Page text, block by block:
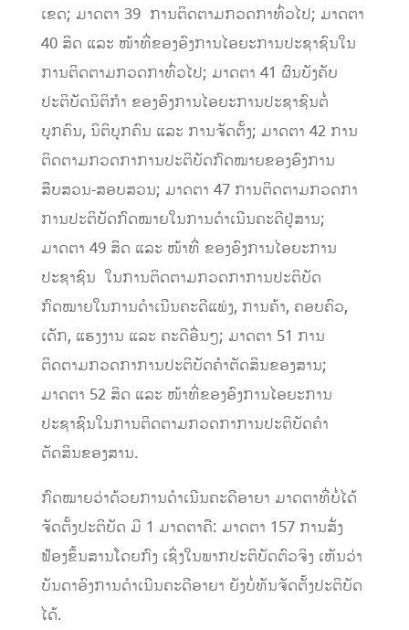
ເຂດ; ມາດຕາ 39 ການຕິດຕາມກວດກາທົ່ວໄປ; ມາດຕາ
40 ສິດ ແລະ ໜ້າທີ່ຂອງອົງການໄອຍະການປະຊາຊົນໃນ
ການຕິດຕາມກວດກາທົ່ວໄປ; ມາດຕາ 41 ຜົນບັງຄັບ
ປະຕິບັດນິຕິກໍາ ຂອງອົງການໄອຍະການປະຊາຊົນຕໍ່
ບຸກຄົນ, ນິຕິບຸກຄົນ ແລະ ການຈັດຕັ້ງ; ມາດຕາ 42 ການ
ຕິດຕາມກວດກາການປະຕິບັດກົດໝາຍຂອງອົງການ
ສືບສວນ-ສອບສວນ; ມາດຕາ 47 ການຕິດຕາມກວດກາ
ການປະຕິບັດກົດໝາຍໃນການດໍາເນີນຄະດີຢູ່ສານ;
ມາດຕາ 49 ສິດ ແລະ ໜ້າທີ່ ຂອງອົງການໄອຍະການ
ປະຊາຊົນ ໃນການຕິດຕາມກວດກາການປະຕິບັດ
ກົດໝາຍໃນການດໍາເນີນຄະດີແພ່ງ, ການຄ້າ, ຄອບຄົວ,
ເດັກ, ແຮງງານ ແລະ ຄະດີອື່ນໆ; ມາດຕາ 51 ການ
ຕິດຕາມກວດກາການປະຕິບັດຄໍາຕັດສິນຂອງສານ;
ມາດຕາ 52 ສິດ ແລະ ໜ້າທີ່ຂອງອົງການໄອຍະການ
ປະຊາຊົນໃນການຕິດຕາມກວດກາການປະຕິບັດຄໍາ
ຕັດສິນຂອງສານ.
ກົດໝາຍວ່າດ້ວຍການດໍາເນີນຄະດີອາຍາ ມາດຕາທີ່ບໍ່ໄດ້
ຈັດຕັ້ງປະຕິບັດ ມີ 1 ມາດຕາຄື: ມາດຕາ 157 ການສັ່ງ
ຟ້ອງຂຶ້ນສານໂດຍກົງ ເຊິ່ງໃນພາກປະຕິບັດຕົວຈິງ ເຫັນວ່າ
ບັນດາອົງການດໍາເນີນຄະດີອາຍາ ຍັງບໍ່ທັນຈັດຕັ້ງປະຕິບັດ
ໄດ້.